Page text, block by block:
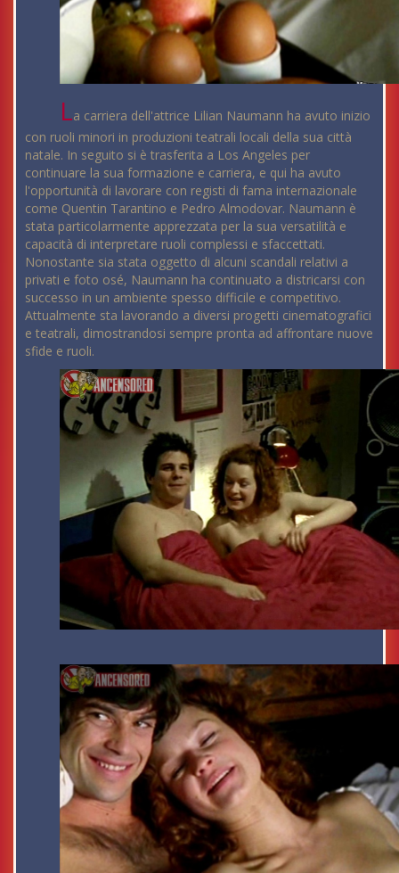
La carriera dell'attrice Lilian Naumann ha avuto inizio
con ruoli minori in produzioni teatrali locali della sua città
natale. In seguito si è trasferita a Los Angeles per
continuare la sua formazione e carriera, e qui ha avuto
l'opportunità di lavorare con registi di fama internazionale
come Quentin Tarantino e Pedro Almodovar. Naumann è
stata particolarmente apprezzata per la sua versatilità e
capacità di interpretare ruoli complessi e sfaccettati.
Nonostante sia stata oggetto di alcuni scandali relativi a
privati e foto osé, Naumann ha continuato a districarsi con
successo in un ambiente spesso difficile e competitivo.
Attualmente sta lavorando a diversi progetti cinematografici
e teatrali, dimostrandosi sempre pronta ad affrontare nuove
sfide e ruoli.